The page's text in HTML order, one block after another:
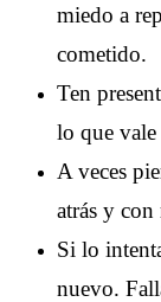
miedo a
cometido.
Ten
lo que vale
A veces
atrás y con
Si lo
nuevo.